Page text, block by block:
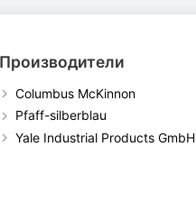
Производители
Columbus McKinnon
Pfaff-silberblau
Yale Industrial Products GmbH